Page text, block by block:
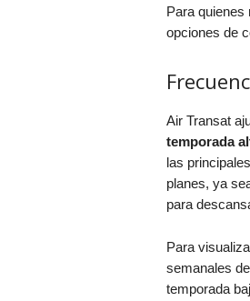
Para quienes
opciones de
Air Transat
temporada
las
planes, ya
para
Para
semanales
temporada